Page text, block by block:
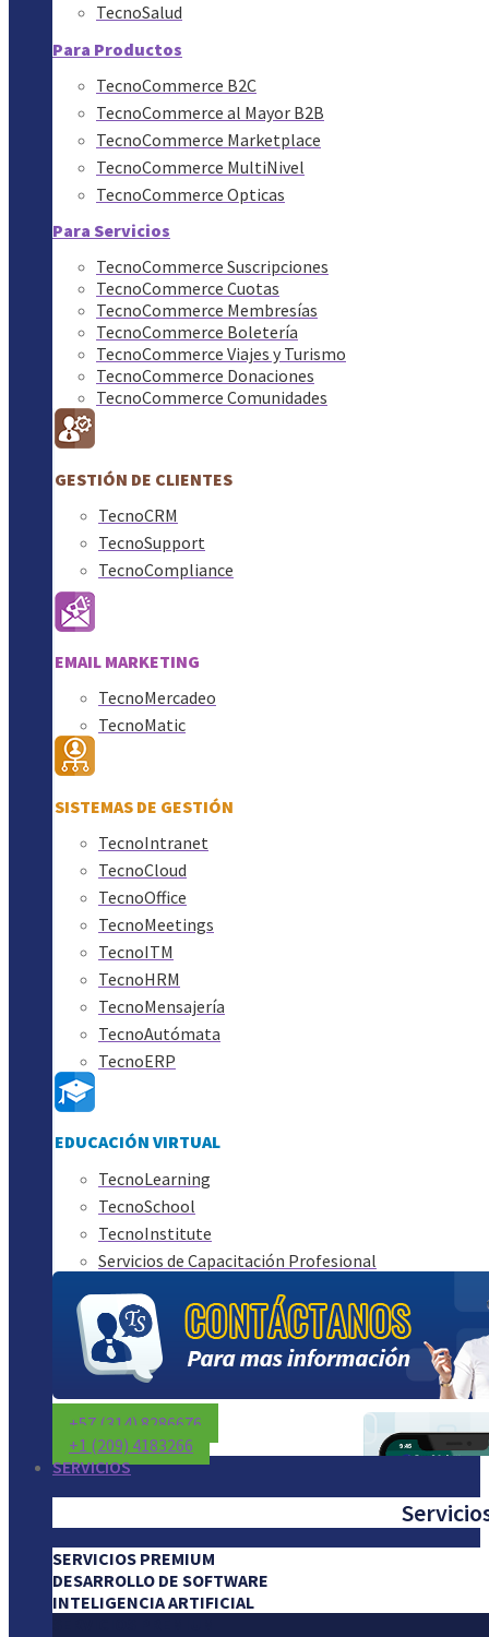
TecnoSalud
Para Productos
TecnoCommerce B2C
TecnoCommerce al Mayor B2B
TecnoCommerce Marketplace
TecnoCommerce MultiNivel
TecnoCommerce Opticas
Para Servicios
TecnoCommerce Suscripciones
TecnoCommerce Cuotas
TecnoCommerce Membresías
TecnoCommerce Boletería
TecnoCommerce Viajes y Turismo
TecnoCommerce Donaciones
TecnoCommerce Comunidades
GESTIÓN DE CLIENTES
TecnoCRM
TecnoSupport
TecnoCompliance
EMAIL MARKETING
TecnoMercadeo
TecnoMatic
SISTEMAS DE GESTIÓN
TecnoIntranet
TecnoCloud
TecnoOffice
TecnoMeetings
TecnoITM
TecnoHRM
TecnoMensajería
TecnoAutómata
TecnoERP
EDUCACIÓN VIRTUAL
TecnoLearning
TecnoSchool
TecnoInstitute
Servicios de Capacitación Profesional
+57 (314) 8286676
+1 (209) 4183266
SERVICIOS
SERVICIOS PREMIUM
DESARROLLO DE SOFTWARE
INTELIGENCIA ARTIFICIAL